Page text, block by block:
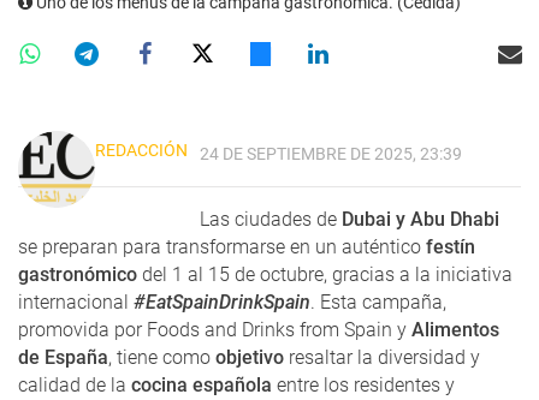
REDACCIÓN 24 DE SEPTIEMBRE DE 2025, 23:39
Las ciudades de Dubai y Abu Dhabi
se preparan para transformarse en un auténtico festín
gastronómico del 1 al 15 de octubre, gracias a la iniciativa
internacional #EatSpainDrinkSpain. Esta campaña,
promovida por Foods and Drinks from Spain y Alimentos
de España, tiene como objetivo resaltar la diversidad y
calidad de la cocina española entre los residentes y